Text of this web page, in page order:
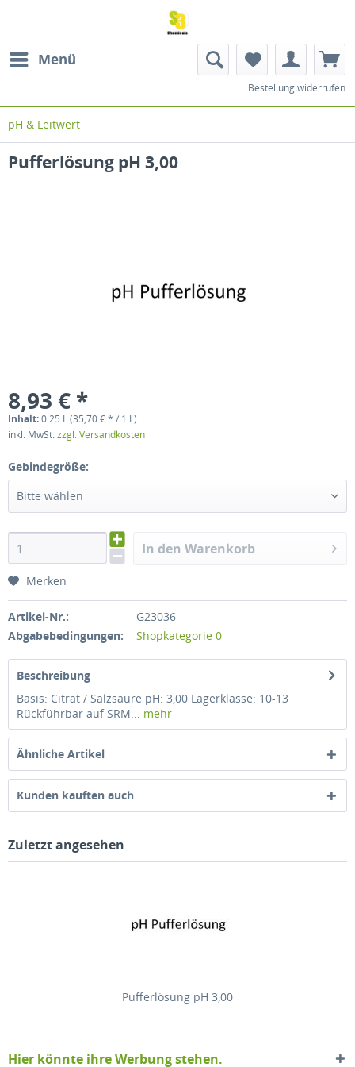
Menü
Bestellung widerrufen
pH & Leitwert
Pufferlösung pH 3,00
8,93 € *
Inhalt:0.25 L (35,70 € * / 1 L)
inkl. MwSt.zzgl. Versandkosten
Gebindegröße:
Bitte wählen
In den Warenkorb
Merken
Artikel-Nr.:
G23036
Abgabebedingungen:
Shopkategorie 0
Beschreibung
Basis: Citrat / Salzsäure pH: 3,00 Lagerklasse: 10-13
Rückführbar auf SRM... mehr
Ähnliche Artikel
Kunden kauften auch
Zuletzt angesehen
Pufferlösung pH 3,00
Hier könnte ihre Werbung stehen.